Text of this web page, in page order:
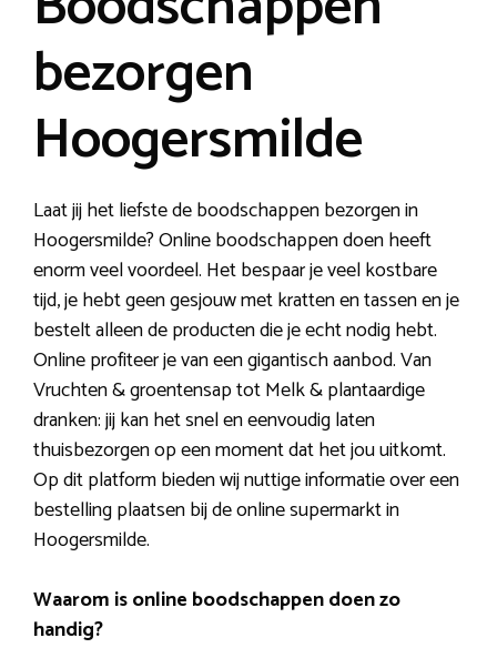
bezorgen
Hoogersmilde
Laat jij het liefste de boodschappen bezorgen in
Hoogersmilde? Online boodschappen doen heeft
enorm veel voordeel. Het bespaar je veel kostbare
tijd, je hebt geen gesjouw met kratten en tassen en je
bestelt alleen de producten die je echt nodig hebt.
Online profiteer je van een gigantisch aanbod. Van
Vruchten & groentensap tot Melk & plantaardige
dranken: jij kan het snel en eenvoudig laten
thuisbezorgen op een moment dat het jou uitkomt.
Op dit platform bieden wij nuttige informatie over een
bestelling plaatsen bij de online supermarkt in
Hoogersmilde.
Waarom is online boodschappen doen zo
handig?